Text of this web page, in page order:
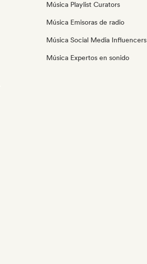
Música Playlist Curators
Música Emisoras de radio
Música Social Media Influencers
Música Expertos en sonido